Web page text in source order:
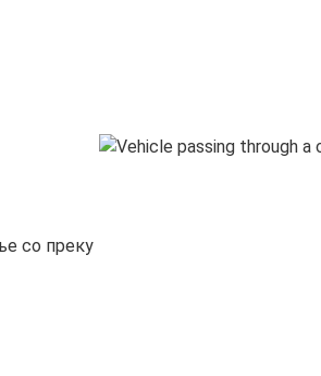
со преку